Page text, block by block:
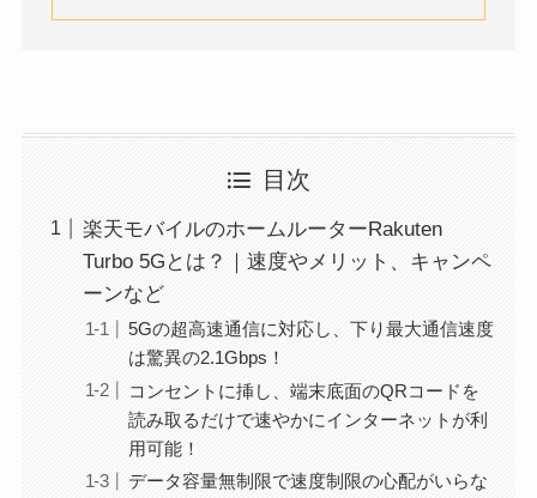
目次
楽天モバイルのホームルーターRakuten
Turbo 5Gとは？｜速度やメリット、キャンペ
ーンなど
5Gの超高速通信に対応し、下り最大通信速度
は驚異の2.1Gbps！
コンセントに挿し、端末底面のQRコードを
読み取るだけで速やかにインターネットが利
用可能！
データ容量無制限で速度制限の心配がいらな